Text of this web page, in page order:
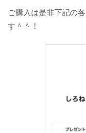
ご購入は是非下記の
す＾＾！